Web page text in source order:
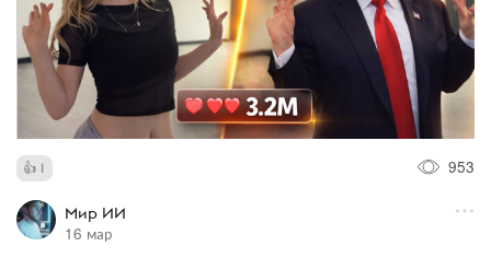
1 953
Мир ИИ
16 мар